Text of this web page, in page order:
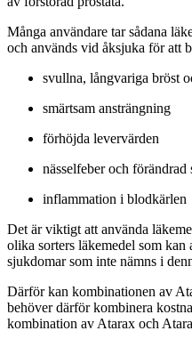
Många användare tar sådana
och används vid åksjuka för att
svullna, långvariga bröst
smärtsam ansträngning
förhöjda levervärden
nässelfeber och förändrad
inflammation i blodkärlen
Det är viktigt att använda
olika sorters läkemedel som kan
sjukdomar som inte nämns i
Därför kan kombinationen av
behöver därför kombinera
kombination av Atarax och